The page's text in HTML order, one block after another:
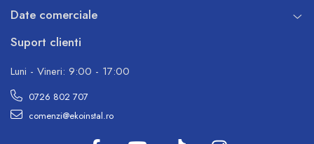
Date comerciale
Suport clienti
Luni - Vineri: 9:00 - 17:00
0726 802 707
comenzi@ekoinstal.ro